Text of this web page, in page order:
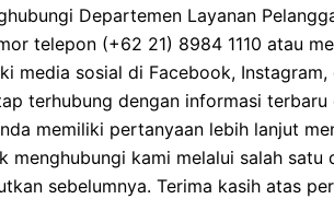
Departemen Layanan
telepon (+62 21) 8984 1110 atau
media sosial di Facebook,
terhubung dengan informasi terbaru
memiliki pertanyaan lebih lanjut
menghubungi kami melalui salah satu
sebelumnya. Terima kasih atas